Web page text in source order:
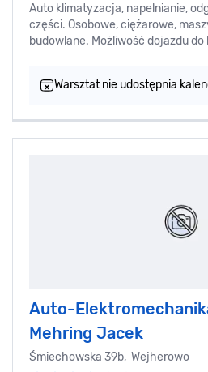
Auto klimatyzacja, napelnianie,
części. Osobowe, ciężarowe,
budowlane. Możliwość dojazdu do
Warsztat nie udostępnia
Auto-
Mehring Jacek
Śmiechowska 39b, Wejherowo